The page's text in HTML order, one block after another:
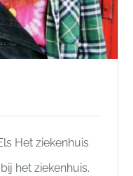
Het ziekenhuis
het ziekenhuis.